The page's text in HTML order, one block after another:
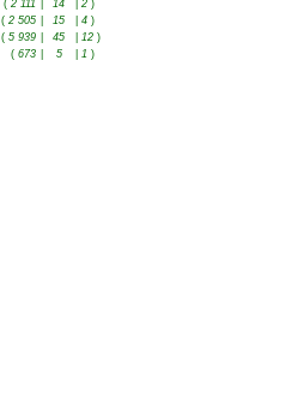
( 2 111 14 2 )
( 2 505 15 4 )
( 5 939 45 12 )
( 673 5 1 )